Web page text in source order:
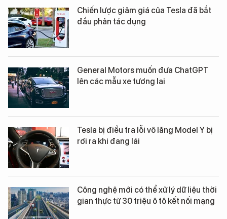
Chiến lược giảm giá của Tesla đã bắt
đầu phản tác dụng
General Motors muốn đưa ChatGPT
lên các mẫu xe tương lai
Tesla bị điều tra lỗi vô lăng Model Y bị
rơi ra khi đang lái
Công nghệ mới có thể xử lý dữ liệu thời
gian thực từ 30 triệu ô tô kết nối mạng